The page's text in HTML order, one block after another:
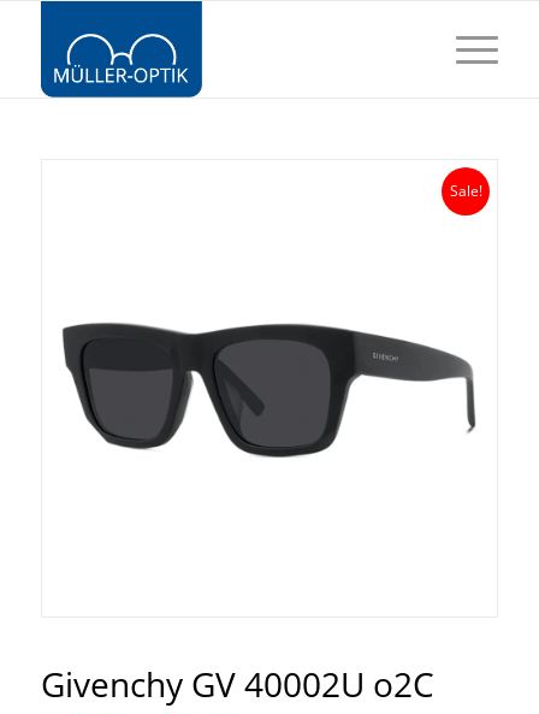
Sale!
Givenchy GV 40002U o2C